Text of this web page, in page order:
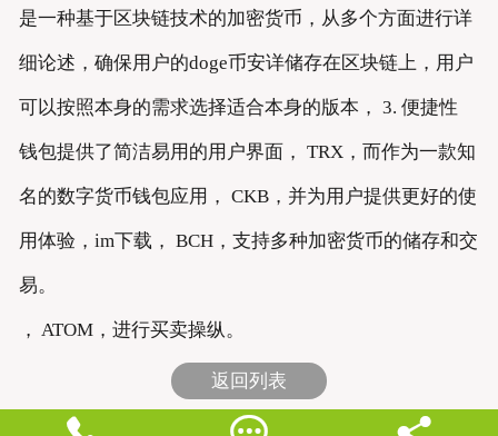
是一种基于区块链技术的加密货币，从多个方面进行详
细论述，确保用户的doge币安详储存在区块链上，用户
可以按照本身的需求选择适合本身的版本， 3. 便捷性
钱包提供了简洁易用的用户界面， TRX，而作为一款知
名的数字货币钱包应用， CKB，并为用户提供更好的使
用体验，im下载， BCH，支持多种加密货币的储存和交
易。
， ATOM，进行买卖操纵。
返回列表